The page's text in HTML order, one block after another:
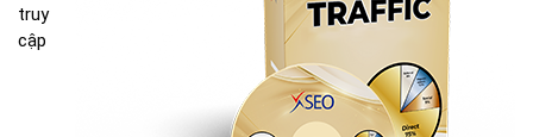
truy
cập